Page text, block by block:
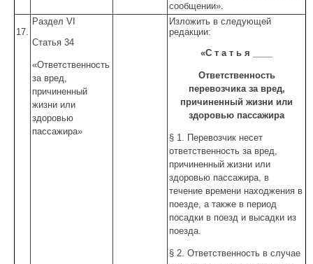
сообщении».
17.
Раздел VI
Статья 34
«Ответственность
за вред,
причиненный
жизни или
здоровью
пассажира»
Изложить в следующей
редакции:
«С т а т ь я ____
Ответственность
перевозчика за вред,
причиненный жизни или
здоровью пассажира
§ 1. Перевозчик несет
ответственность за вред,
причиненный жизни или
здоровью пассажира, в
течение времени находжения в
поезде, а также в период
посадки в поезд и высадки из
поезда.
§ 2. Ответственность в случае